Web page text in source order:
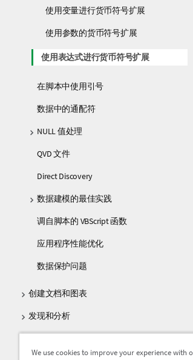
使用变量进行货币符号扩展
使用参数的货币符号扩展
使用表达式进行货币符号扩展
在脚本中使用引号
数据中的通配符
NULL 值处理
QVD 文件
Direct Discovery
数据建模的最佳实践
调自脚本的 VBScript 函数
应用程序性能优化
数据保护问题
创建文档和图表
发现和分析
We use cookies to improve your experience with